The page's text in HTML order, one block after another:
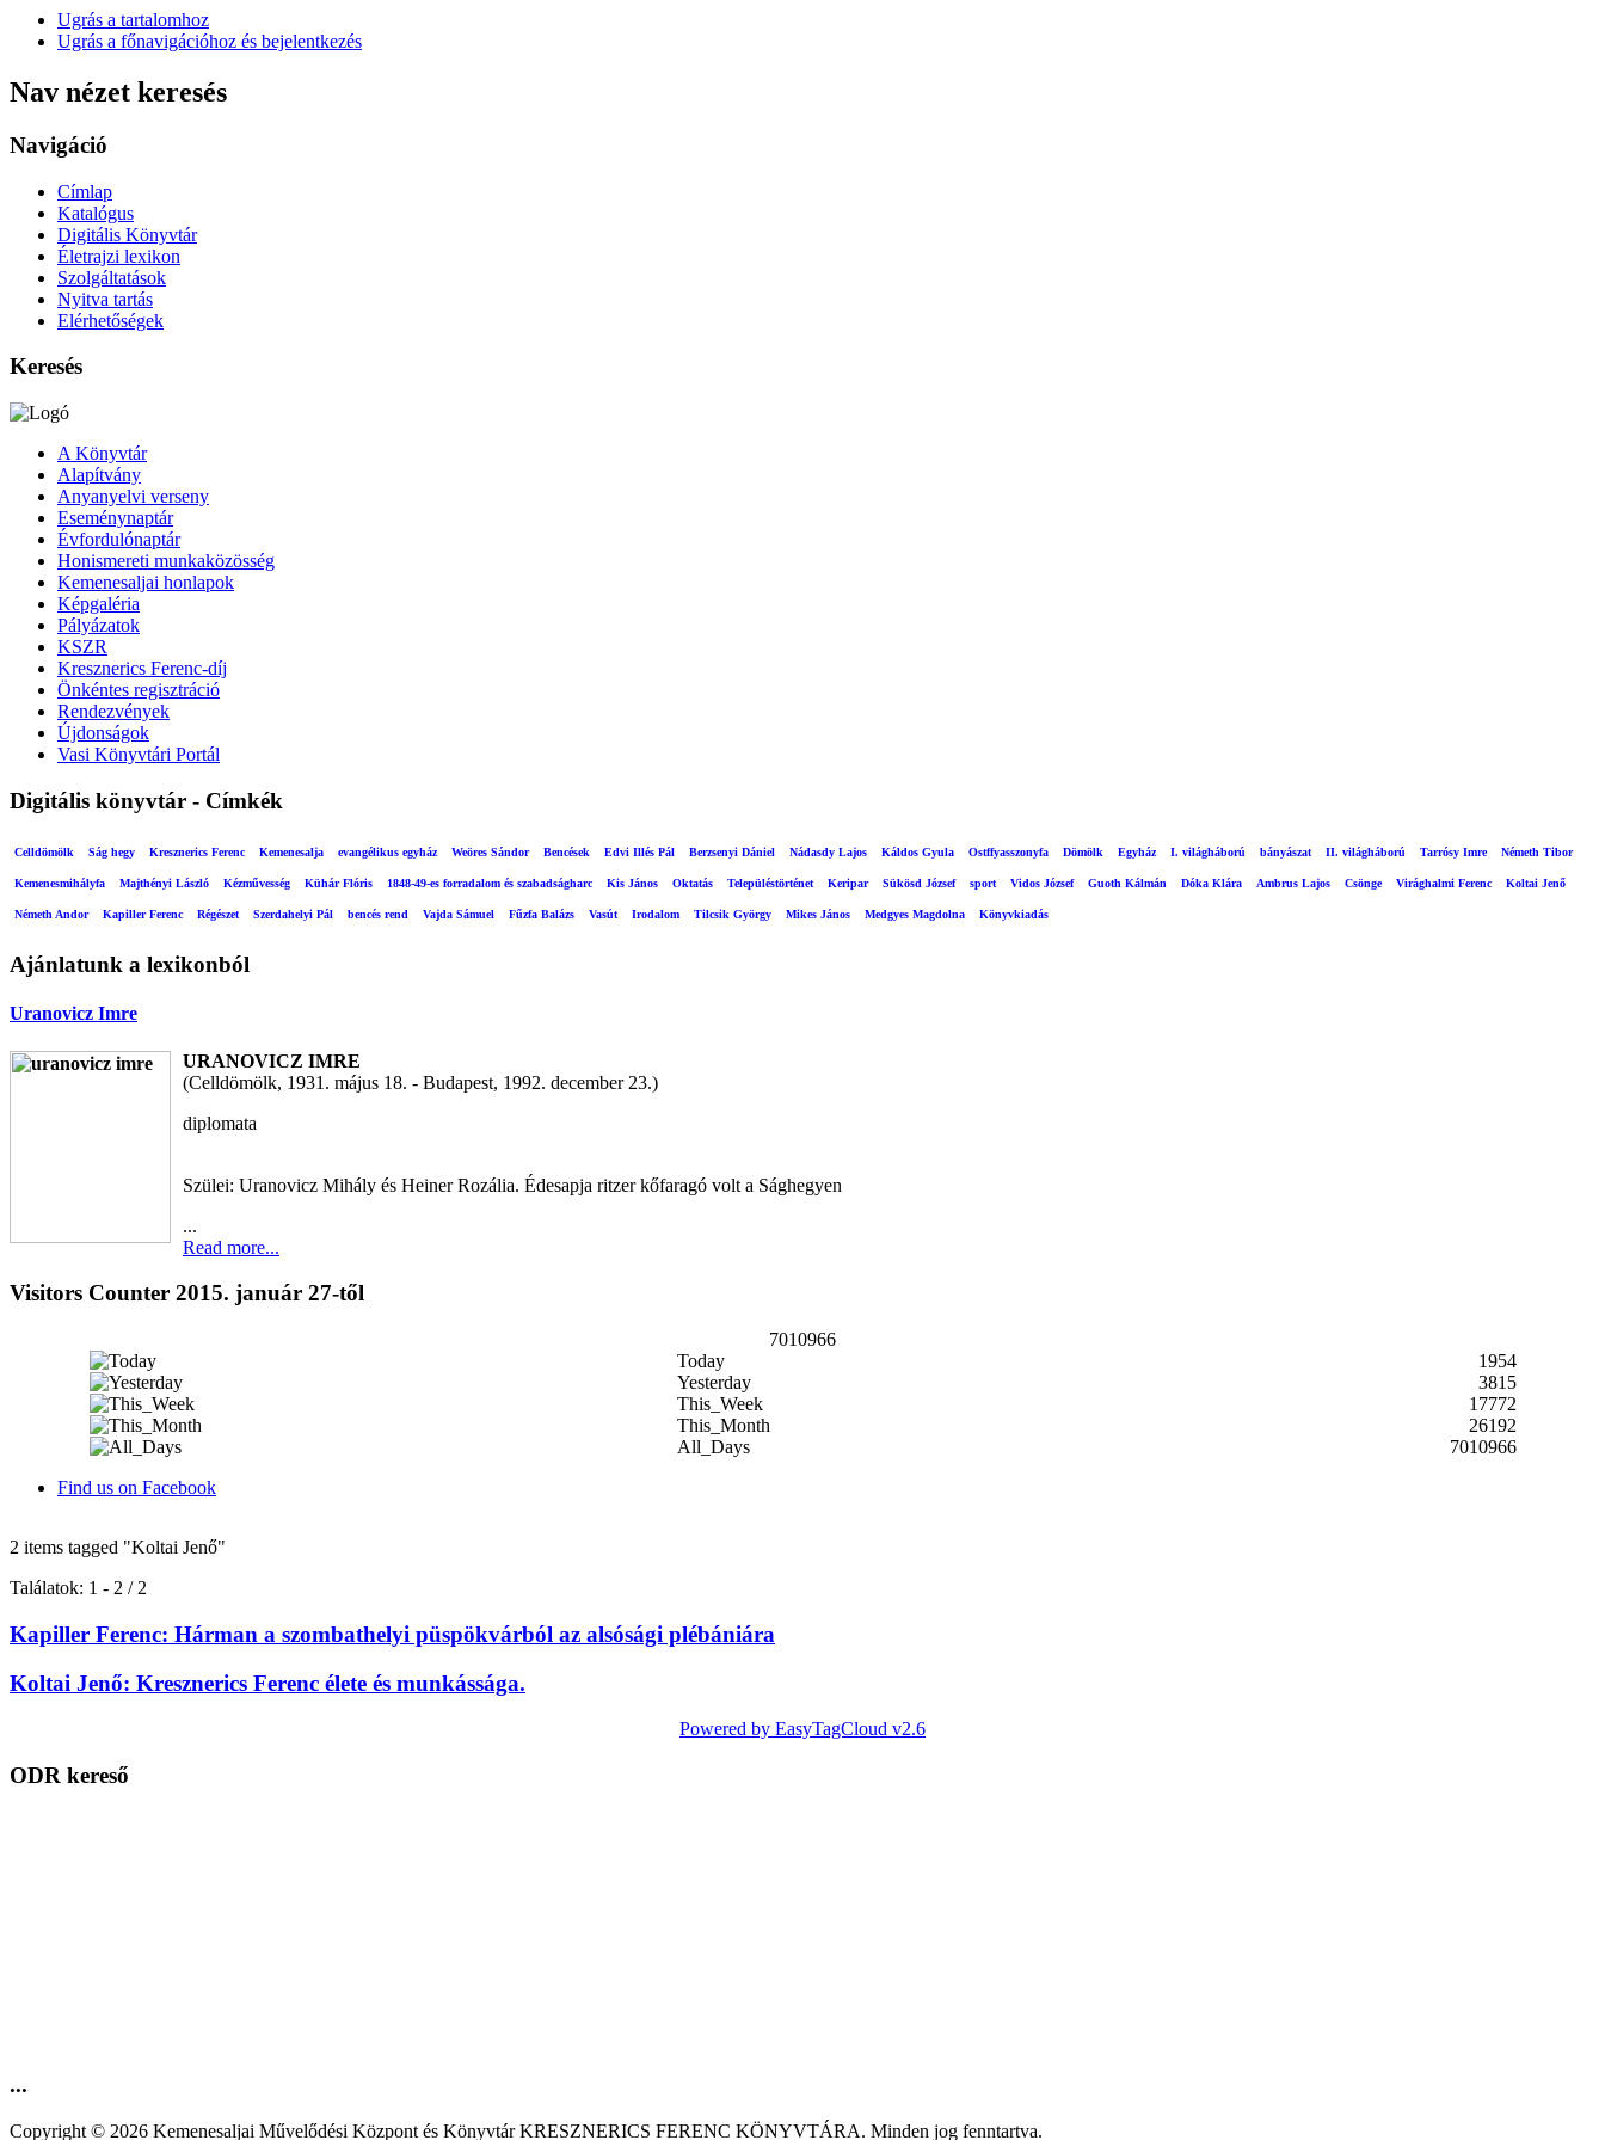
Ugrás a tartalomhoz
Ugrás a főnavigációhoz és bejelentkezés
Nav nézet keresés
Navigáció
Címlap
Katalógus
Digitális Könyvtár
Életrajzi lexikon
Szolgáltatások
Nyitva tartás
Elérhetőségek
Keresés
A Könyvtár
Alapítvány
Anyanyelvi verseny
Eseménynaptár
Évfordulónaptár
Honismereti munkaközösség
Kemenesaljai honlapok
Képgaléria
Pályázatok
KSZR
Kresznerics Ferenc-díj
Önkéntes regisztráció
Rendezvények
Újdonságok
Vasi Könyvtári Portál
Digitális könyvtár - Címkék
Celldömölk Ság hegy Kresznerics Ferenc Kemenesalja evangélikus egyház Weöres Sándor Bencések Edvi Illés Pál Berzsenyi Dániel Nádasdy Lajos Káldos Gyula Ostffyasszonyfa Dömölk Egyház I. világháború bányászat II. világháború Tarrósy Imre Németh Tibor
Kemenesmihályfa Majthényi László Kézművesség Kühár Flóris 1848-49-es forradalom és szabadságharc Kis János Oktatás Településtörténet Keripar Sükösd József sport Vidos József Guoth Kálmán Dóka Klára Ambrus Lajos Csönge Virághalmi Ferenc Koltai Jenő
Németh Andor Kapiller Ferenc Régészet Szerdahelyi Pál bencés rend Vajda Sámuel Fűzfa Balázs Vasút Irodalom Tilcsik György Mikes János Medgyes Magdolna Könyvkiadás
Ajánlatunk a lexikonból
Uranovicz Imre
URANOVICZ IMRE
(Celldömölk, 1931. május 18. - Budapest, 1992. december 23.)
diplomata
Szülei: Uranovicz Mihály és Heiner Rozália. Édesapja ritzer kőfaragó volt a Sághegyen
...
Read more...
Visitors Counter 2015. január 27-től
7010966
Today
1954
Yesterday
3815
This_Week
17772
This_Month
26192
All_Days
7010966
Find us on Facebook
2 items tagged "Koltai Jenő"
Találatok: 1 - 2 / 2
Kapiller Ferenc: Hárman a szombathelyi püspökvárból az alsósági plébániára
Koltai Jenő: Kresznerics Ferenc élete és munkássága.
Powered by EasyTagCloud v2.6
ODR kereső
...
Copyright © 2026 Kemenesaljai Művelődési Központ és Könyvtár KRESZNERICS FERENC KÖNYVTÁRA. Minden jog fenntartva.